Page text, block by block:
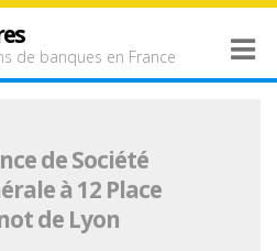
de banques en France
de Société
à 12 Place
de Lyon